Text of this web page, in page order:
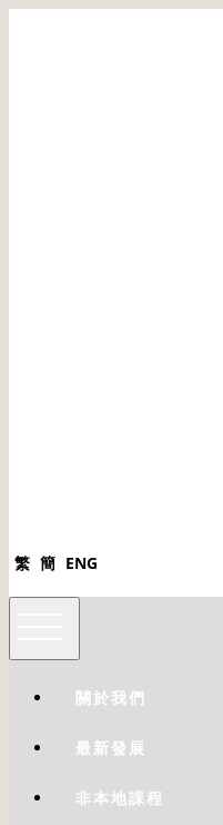
繁 簡 ENG
關於我們
最新發展
非本地課程